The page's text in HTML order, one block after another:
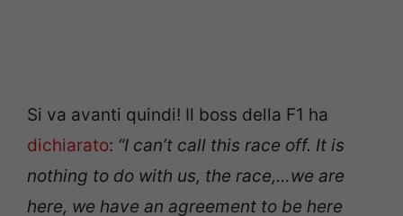
Si va avanti quindi! Il boss della F1 ha
dichiarato: “I can’t call this race off. It is
nothing to do with us, the race,…we are
here, we have an agreement to be here